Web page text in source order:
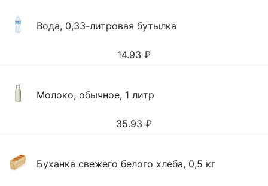
Вода, 0,33-литровая бутылка
14.93 ₽
Молоко, обычное, 1 литр
35.93 ₽
Буханка свежего белого хлеба, 0,5 кг